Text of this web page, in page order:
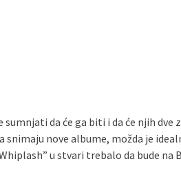
da će ga biti i da će njih dve
snimaju nove albume, možda je
u stvari trebalo da bude